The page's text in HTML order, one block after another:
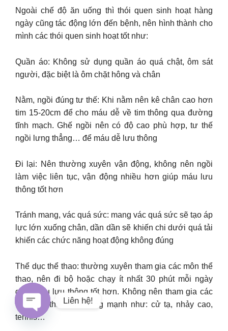
Ngoài chế độ ăn uống thì thói quen sinh hoạt hàng
ngày cũng tác động lớn đến bệnh, nên hình thành cho
mình các thói quen sinh hoạt tốt như:
Quần áo: Không sử dụng quần áo quá chật, ôm sát
người, đặc biệt là ôm chặt hông và chân
Nằm, ngồi đúng tư thế: Khi nằm nên kê chân cao hơn
tim 15-20cm để cho máu dễ về tim thông qua đường
tĩnh mạch. Ghế ngồi nên có độ cao phù hợp, tư thế
ngồi lưng thẳng… để máu dễ lưu thông
Đi lại: Nên thường xuyên vận động, không nên ngồi
làm việc liên tục, vận động nhiều hơn giúp máu lưu
thông tốt hơn
Tránh mang, vác quá sức: mang vác quá sức sẽ tạo áp
lực lớn xuống chân, dần dần sẽ khiến chi dưới quá tải
khiến các chức năng hoạt động không đúng
Thể dục thể thao: thường xuyên tham gia các môn thể
thao, nên đi bộ hoặc chạy ít nhất 30 phút mỗi ngày
giúp máu lưu thông tốt hơn. Không nên tham gia các
môn thể thao vận động mạnh như: cử tạ, nhảy cao,
tennis…
Liên hệ!